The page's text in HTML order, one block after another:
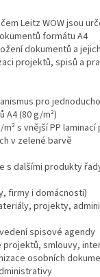
Leitz WOW jsou
formátu A4
dokumentů a
projektů, spisů a
pro
A4 (80 g/m²)
s vnější PP
v zelené barvě
s dalšími produkty
firmy i domácnosti)
projekty,
spisové agendy
projektů, smlouvy,
osobních